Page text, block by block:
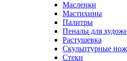
Масленки
Мастихины
Палитры
Пеналы для
Растушевка
Скульптурные
Стеки